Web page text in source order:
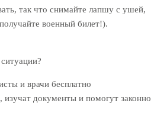
так что снимайте лапшу с ушей,
военный билет!).
и врачи бесплатно
документы и помогут законно